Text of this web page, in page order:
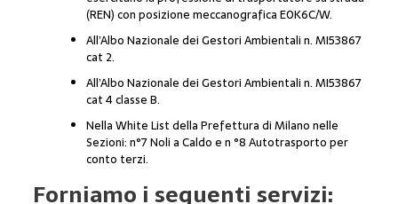
(REN) con posizione meccanografica E0K6C/W.
All’Albo Nazionale dei Gestori Ambientali n. MI53867
cat 2.
All’Albo Nazionale dei Gestori Ambientali n. MI53867
cat 4 classe B.
Nella White List della Prefettura di Milano nelle
Sezioni: n°7 Noli a Caldo e n °8 Autotrasporto per
conto terzi.
Forniamo i seguenti servizi: